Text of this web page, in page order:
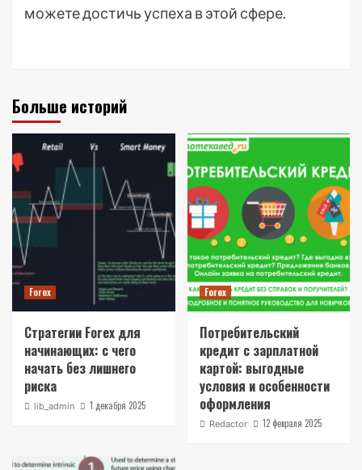
можете достичь успеха в этой сфере.
Больше историй
Forex
Стратегии Forex для
начинающих: с чего
начать без лишнего
риска
lib_admin 1 декабря 2025
Forex
Потребительский
кредит с зарплатной
картой: выгодные
условия и особенности
оформления
Redactor 12 февраля 2025